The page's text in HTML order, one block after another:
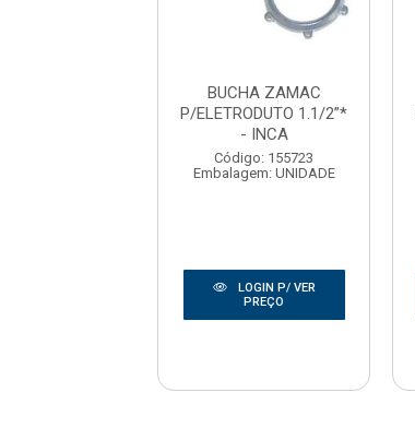
BUCHA ZAMAC
P/ELETRODUTO 1.1/2”*
- INCA
Código: 155723
Embalagem: UNIDADE
LOGIN P/ VER
PREÇO